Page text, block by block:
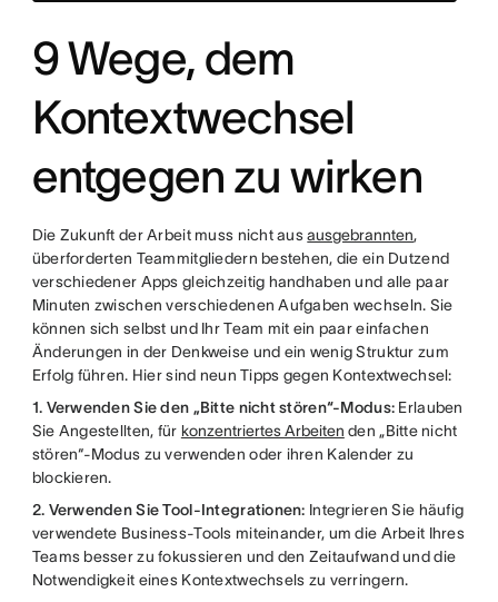
9 Wege, dem
Kontextwechsel
entgegen zu wirken
Die Zukunft der Arbeit muss nicht ausausgebrannten,
überforderten Teammitgliedern bestehen, die ein Dutzend
verschiedener Apps gleichzeitig handhaben und alle paar
Minuten zwischen verschiedenen Aufgaben wechseln. Sie
können sich selbst und Ihr Team mit ein paar einfachen
Änderungen in der Denkweise und ein wenig Struktur zum
Erfolg führen. Hier sind neun Tipps gegen Kontextwechsel:
1. Verwenden Sie den „Bitte nicht stören“-Modus: Erlauben
Sie Angestellten, für konzentriertes Arbeiten den „Bitte nicht
stören“-Modus zu verwenden oder ihren Kalender zu
blockieren.
2. Verwenden Sie Tool-Integrationen: Integrieren Sie häufig
verwendete Business-Tools miteinander, um die Arbeit Ihres
Teams besser zu fokussieren und den Zeitaufwand und die
Notwendigkeit eines Kontextwechsels zu verringern.